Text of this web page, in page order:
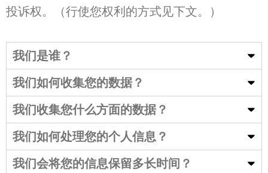
投诉权。（行使您权利的方式见下文。）
我们是谁？
我们如何收集您的数据？
我们收集您什么方面的数据？
我们如何处理您的个人信息？
我们会将您的信息保留多长时间？